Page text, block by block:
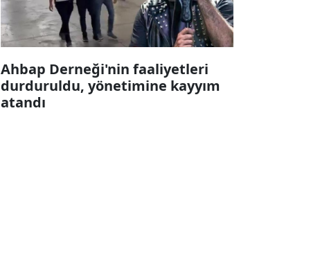
Ahbap Derneği'nin faaliyetleri
durduruldu, yönetimine kayyım
atandı